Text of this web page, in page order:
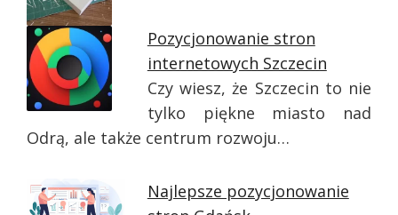
Pozycjonowanie stron
internetowych Szczecin
Czy wiesz, że Szczecin to nie
tylko piękne miasto nad
Odrą, ale także centrum rozwoju…
Najlepsze pozycjonowanie